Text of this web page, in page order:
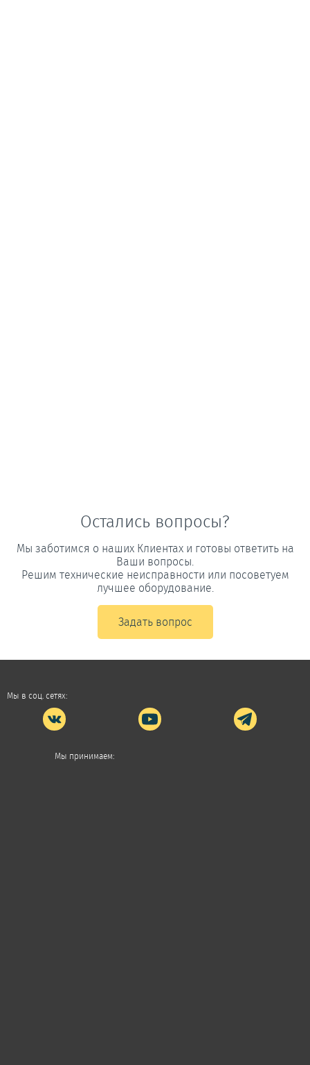
Остались вопросы?
Мы заботимся о наших Клиентах и готовы ответить на
Ваши вопросы.
Решим технические неисправности или посоветуем
лучшее оборудование.
Задать вопрос
Мы в соц. сетях:
Мы принимаем: